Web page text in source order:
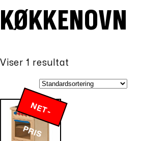
KØKKENOVN
Viser 1 resultat
N
E
T
-
P
R
IS